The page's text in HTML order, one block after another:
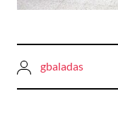
gbaladas